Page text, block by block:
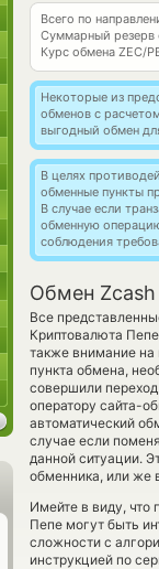
Всего по
Суммарный резерв
Курс обмена ZEC/
Некоторые из
обменов с
выгодный обмен
В целях
обменные пункты
В случае если
обменную
соблюдения
Обмен Zcash
Все
Криптовалюта
также внимание на
пункта обмена,
совершили
оператору сайта-
автоматический
случае если
данной ситуации.
обменника, или же
Имейте в виду, что
Пепе могут быть
сложности с
инструкцией по